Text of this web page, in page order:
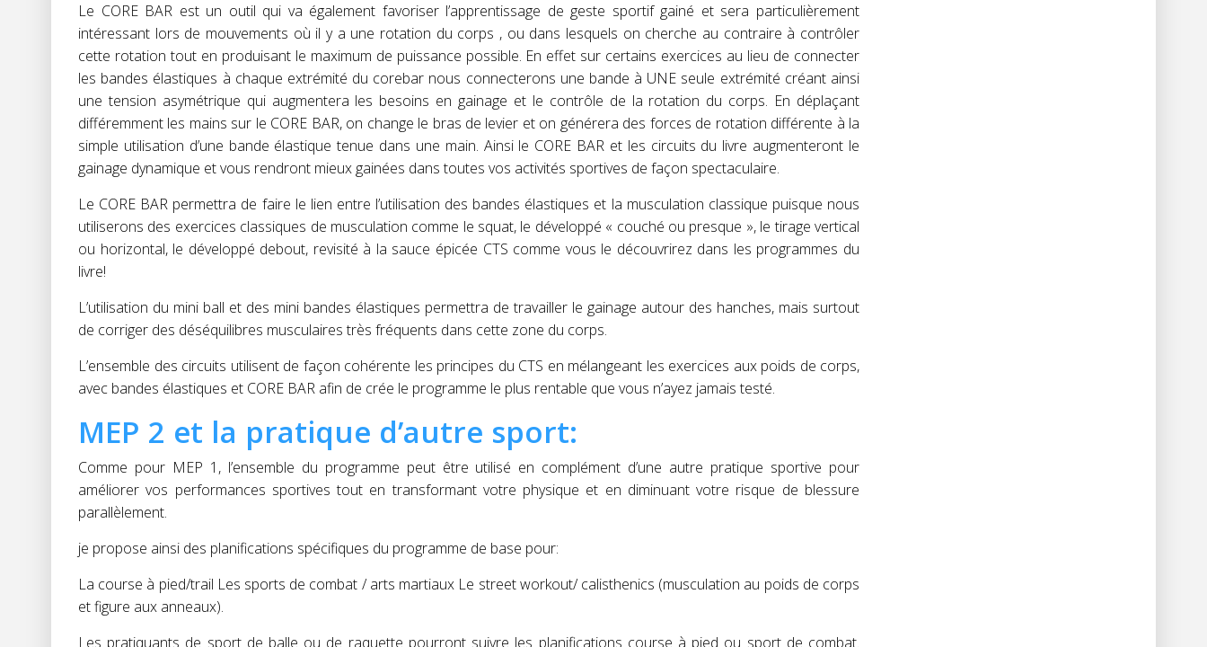
Le CORE BAR est un outil qui va également favoriser l’apprentissage de geste sportif gainé et sera particulièrement
intéressant lors de mouvements où il y a une rotation du corps , ou dans lesquels on cherche au contraire à contrôler
cette rotation tout en produisant le maximum de puissance possible. En effet sur certains exercices au lieu de connecter
les bandes élastiques à chaque extrémité du corebar nous connecterons une bande à UNE seule extrémité créant ainsi
une tension asymétrique qui augmentera les besoins en gainage et le contrôle de la rotation du corps. En déplaçant
différemment les mains sur le CORE BAR, on change le bras de levier et on générera des forces de rotation différente à la
simple utilisation d’une bande élastique tenue dans une main. Ainsi le CORE BAR et les circuits du livre augmenteront le
gainage dynamique et vous rendront mieux gainées dans toutes vos activités sportives de façon spectaculaire.
Le CORE BAR permettra de faire le lien entre l’utilisation des bandes élastiques et la musculation classique puisque nous
utiliserons des exercices classiques de musculation comme le squat, le développé « couché ou presque », le tirage vertical
ou horizontal, le développé debout, revisité à la sauce épicée CTS comme vous le découvrirez dans les programmes du
livre!
L’utilisation du mini ball et des mini bandes élastiques permettra de travailler le gainage autour des hanches, mais surtout
de corriger des déséquilibres musculaires très fréquents dans cette zone du corps.
L’ensemble des circuits utilisent de façon cohérente les principes du CTS en mélangeant les exercices aux poids de corps,
avec bandes élastiques et CORE BAR afin de crée le programme le plus rentable que vous n’ayez jamais testé.
MEP 2 et la pratique d’autre sport:
Comme pour MEP 1, l’ensemble du programme peut être utilisé en complément d’une autre pratique sportive pour
améliorer vos performances sportives tout en transformant votre physique et en diminuant votre risque de blessure
parallèlement.
je propose ainsi des planifications spécifiques du programme de base pour:
La course à pied/trail Les sports de combat / arts martiaux Le street workout/ calisthenics (musculation au poids de corps
et figure aux anneaux).
Les pratiquants de sport de balle ou de raquette pourront suivre les planifications course à pied ou sport de combat.